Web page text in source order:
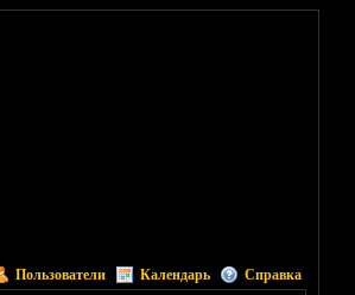
Пользователи Календарь Справка